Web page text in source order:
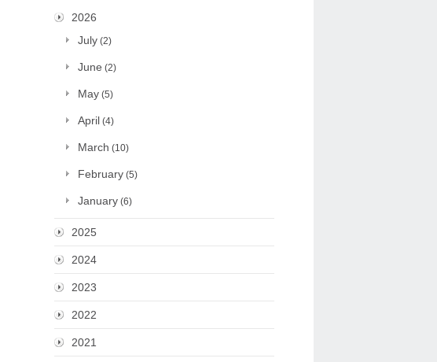
2026
July (2)
June (2)
May (5)
April (4)
March (10)
February (5)
January (6)
2025
2024
2023
2022
2021